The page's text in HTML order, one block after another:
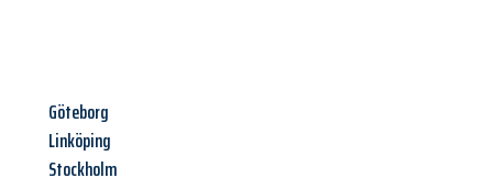
Göteborg
Linköping
Stockholm